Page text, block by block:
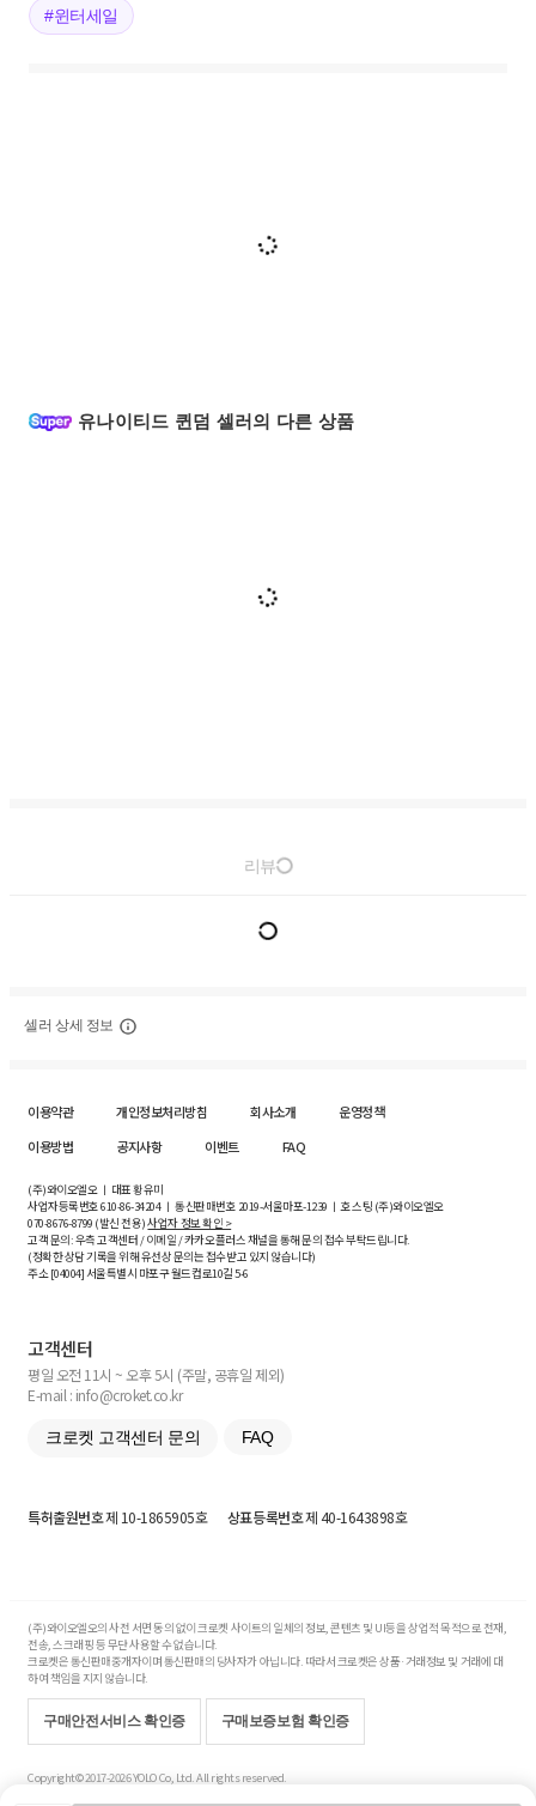
#윈터세일
유나이티드 퀸덤 셀러의 다른 상품
리뷰
셀러 상세 정보
이용약관 개인정보처리방침 회사소개
운영정책
이용방법
공지사항 이벤트 FAQ
(주)와이오엘오 ㅣ 대표 황유미
사업자등록번호610-86-34204ㅣ 통신판매번호 2019-서울마포-1239 ㅣ 호스팅 (주)와이오엘오
070-8676-8799 (발신 전용)사업자 정보 확인 >
고객 문의: 우측 고객센터 / 이메일 / 카카오플러스 채널을 통해 문의 접수 부탁드립니다.
(정확한 상담 기록을 위해 유선상 문의는 접수받고 있지 않습니다)
주소 [04004] 서울특별시 마포구 월드컵로10길5-6
고객센터
평일 오전 11시 ~ 오후 5시 (주말, 공휴일 제외)
E-mail : info@croket.co.kr
크로켓 고객센터 문의 FAQ
특허출원번호제 10-1865905호 상표등록번호제 40-1643898호
(주)와이오엘오의 사전 서면 동의 없이 크로켓 사이트의 일체의 정보, 콘텐츠 및 UI등을 상업적 목적으로 전재,
전송, 스크래핑 등 무단 사용할 수 없습니다.
크로켓은 통신판매중개자이며 통신판매의 당사자가 아닙니다. 따라서 크로켓은 상품·거래정보 및 거래에 대
하여 책임을 지지 않습니다.
구매안전서비스 확인증 구매보증보험 확인증
Copyright© 2017-2026 YOLO Co, Ltd. All rights reserved.